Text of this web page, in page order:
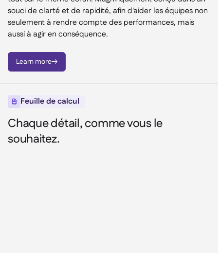
souci de clarté et de rapidité, afin d'aider les équipes non
seulement à rendre compte des performances, mais
aussi à agir en conséquence.
Learn more
 Feuille de calcul
Chaque détail, comme vous le
souhaitez.